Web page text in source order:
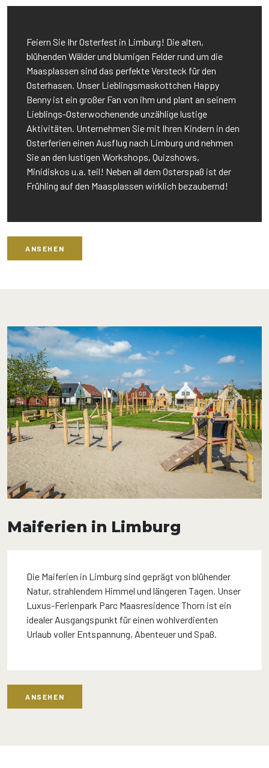
Feiern Sie Ihr Osterfest in Limburg! Die alten,
blühenden Wälder und blumigen Felder rund um die
Maasplassen sind das perfekte Versteck für den
Osterhasen. Unser Lieblingsmaskottchen Happy
Benny ist ein großer Fan von ihm und plant an seinem
Lieblings-Osterwochenende unzählige lustige
Aktivitäten. Unternehmen Sie mit Ihren Kindern in den
Osterferien einen Ausflug nach Limburg und nehmen
Sie an den lustigen Workshops, Quizshows,
Minidiskos u.a. teil! Neben all dem Osterspaß ist der
Frühling auf den Maasplassen wirklich bezaubernd!
ANSEHEN
Maiferien in Limburg
Die Maiferien in Limburg sind geprägt von blühender
Natur, strahlendem Himmel und längeren Tagen. Unser
Luxus-Ferienpark Parc Maasresidence Thorn ist ein
idealer Ausgangspunkt für einen wohlverdienten
Urlaub voller Entspannung, Abenteuer und Spaß.
ANSEHEN